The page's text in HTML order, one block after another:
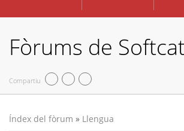
Fòrums de
Compartiu
Índex del fòrum » Llengua